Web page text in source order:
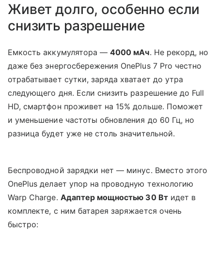
Живет долго, особенно если
снизить разрешение
Емкость аккумулятора —4000 мАч. Не рекорд, но
даже без энергосбережения OnePlus 7 Pro честно
отрабатывает сутки, заряда хватает до утра
следующего дня. Если снизить разрешение до Full
HD, смартфон проживет на 15% дольше. Поможет
и уменьшение частоты обновления до 60 Гц, но
разница будет уже не столь значительной.
Беспроводной зарядки нет — минус. Вместо этого
OnePlus делает упор на проводную технологию
Warp Charge. Адаптер мощностью 30 Втидет в
комплекте, с ним батарея заряжается очень
быстро: